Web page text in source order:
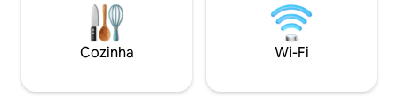
com roupa de cama luxuosa e janelas do
chão ao teto com uma vista maravilhosa
para os montes Tatra. Wi-Fi / Mocca
Master / 80m2 de terraço Sejam bem-
Você pode chegar
hora) e ir de
minutos).
pistas de esqui!
Cozinha Wi-Fi